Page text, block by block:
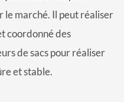
le marché. Il peut réaliser
coordonné des
de sacs pour réaliser
et stable.